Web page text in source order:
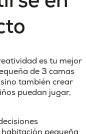
es tu mejor
de 3 camas
también crear
puedan jugar,
pequeña